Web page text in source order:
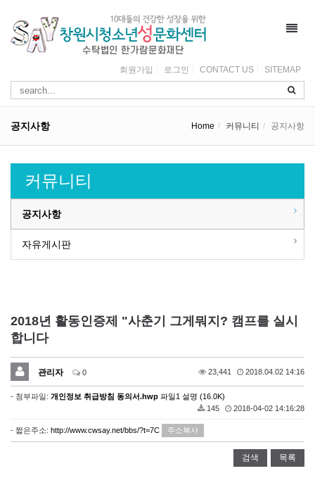
회원가입 로그인 CONTACT US SITEMAP
공지사항 Home 커뮤니티 공지사항
커뮤니티
공지사항
자유게시판
2018년 활동인증제 "사춘기 그게뭐지? 캠프를 실시
합니다
관리자 0 23,441 2018.04.02 14:16
- 첨부파일: 개인정보 취급방침 동의서.hwp 파일1 설명 (16.0K)
145
2018-04-02 14:16:28
- 짧은주소: http://www.cwsay.net/bbs/?t=7C 주소복사
검색 목록